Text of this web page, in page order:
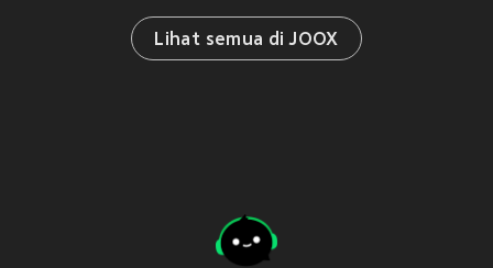
Lihat semua di JOOX